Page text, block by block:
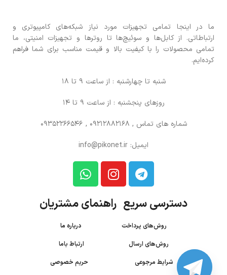
ما در اینجا تمامی تجهیزات مورد نیاز شبکه‌های کامپیوتری و
ارتباطاتی. از کابل‌ها و سوئیچ‌ها تا روترها و تجهیزات امنیتی، ما
تمامی محصولات را با کیفیت بالا و قیمت مناسب برای شما فراهم
کرده‌ایم.
شنبه تا چهارشنبه : از ساعت 9 تا 18
روزهای پنجشنبه : از ساعت 9 تا 14
شماره های تماس , 09212882168 , 09352266546
ایمیل: info@pikonet.ir
دسترسی سریع راهنمای مشتریان
روش‌های پرداخت درباره ما
روش‌های ارسال
ارتباط باما
شرایط مرجوعی
حریم خصوصی